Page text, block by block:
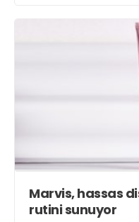
bağımlılığını
Marvis, hassas
rutini sunuyor